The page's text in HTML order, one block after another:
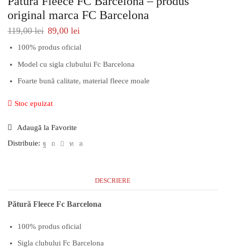
original marca FC Barcelona
119,00lei 89,00 lei
100% produs oficial
Model cu sigla clubului Fc Barcelona
Foarte bună calitate, material fleece moale
Stoc epuizat
Adaugă la Favorite
Distribuie:
DESCRIERE
Pătură Fleece Fc Barcelona
100% produs oficial
Sigla clubului Fc Barcelona